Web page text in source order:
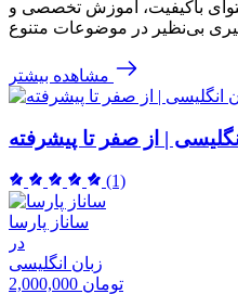
باکیفیت، آموزش تخصصی و
مشاهده بیشتر
| از صفر تا پیشرفته
(1)
ساناز پارسا
در
زبان انگلیسی
2,000,000 تومان